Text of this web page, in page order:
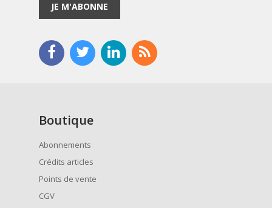
JE M'ABONNE
Boutique
Abonnements
Crédits articles
Points de vente
CGV